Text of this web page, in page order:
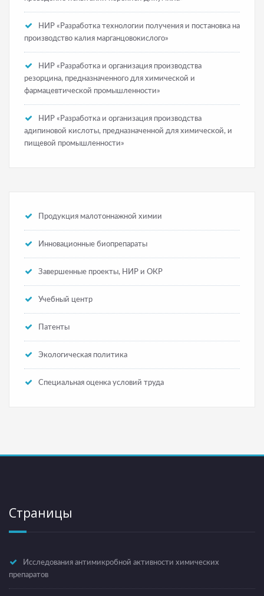
НИР «Разработка технологии получения и постановка на
производство калия марганцовокислого»
НИР «Разработка и организация производства
резорцина, предназначенного для химической и
фармацевтической промышленности»
НИР «Разработка и организация производства
адипиновой кислоты, предназначенной для химической, и
пищевой промышленности»
Продукция малотоннажной химии
Инновационные биопрепараты
Завершенные проекты, НИР и ОКР
Учебный центр
Патенты
Экологическая политика
Специальная оценка условий труда
Страницы
Исследования антимикробной активности химических
препаратов